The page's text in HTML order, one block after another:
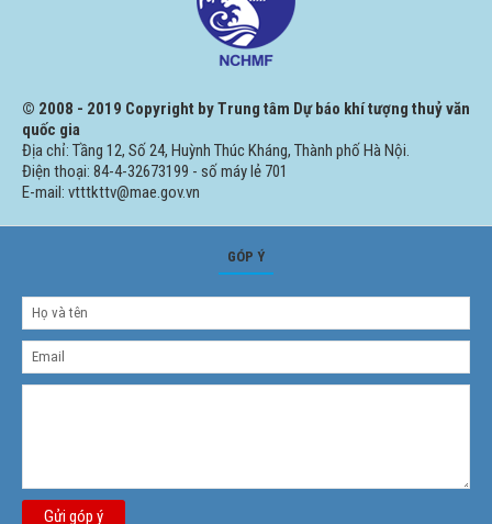
© 2008 - 2019 Copyright by Trung tâm Dự báo khí tượng thuỷ văn
quốc gia
Địa chỉ: Tầng 12, Số 24, Huỳnh Thúc Kháng, Thành phố Hà Nội.
Điện thoại: 84-4-32673199 - số máy lẻ 701
E-mail: vtttkttv@mae.gov.vn
GÓP Ý
Gửi góp ý